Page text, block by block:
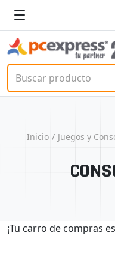
Inicio Juegos y
¡Tu carro de compras